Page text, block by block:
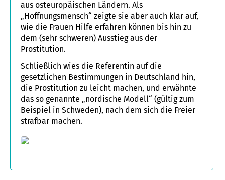
aus osteuropäischen Ländern. Als
„Hoffnungsmensch“ zeigte sie aber auch klar auf,
wie die Frauen Hilfe erfahren können bis hin zu
dem (sehr schweren) Ausstieg aus der
Prostitution.
Schließlich wies die Referentin auf die
gesetzlichen Bestimmungen in Deutschland hin,
die Prostitution zu leicht machen, und erwähnte
das so genannte „nordische Modell“ (gültig zum
Beispiel in Schweden), nach dem sich die Freier
strafbar machen.